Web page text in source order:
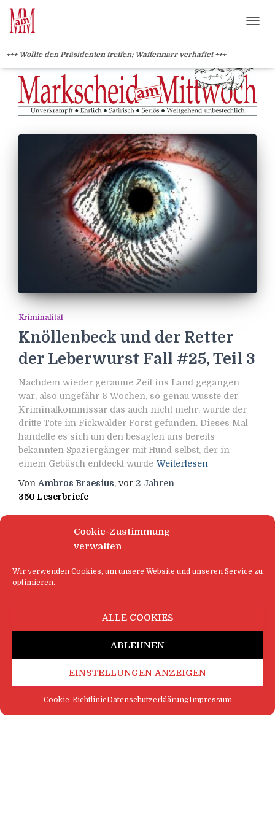
Cookie-Zustimmung
verwalten
Wir verwenden Cookies, um unsere Website und unseren Service zu
optimieren.
ALLE COOKIES
ABLEHNEN
EINSTELLUNGEN ANZEIGEN
Cookie-RichtlinieDatenschutzerklärungImpressum
+++ Wollte den Präsidenten treffen: Waffennarr verhaftet +++
Kriminalität
Knöllenbeck und der Retter
der Leberwurst Fall #25, Teil 3
Nachdem wieder geraume Zeit ins Land gegangen
war, also ungefähr 6 Wochen, so genau wusste der
Kriminalkommissar das auch nicht mehr, wurde der
dritte Tote im Fickwalder Forst gefunden. Dieses Mal
handelte es sich um den besagten uns bereits
bekannten Spaziergänger mit Hund selbst, der in
einem Gebüsch entdeckt wurde Weiterlesen
Von Ambros Braesius, vor 2 Jahren
350 Leserbriefe